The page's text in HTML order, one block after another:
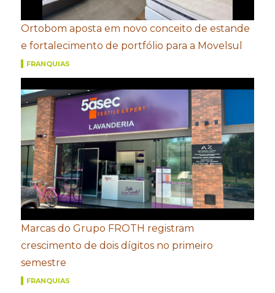
Ortobom aposta em novo conceito de estande
e fortalecimento de portfólio para a Movelsul
FRANQUIAS
Marcas do Grupo FROTH registram
crescimento de dois dígitos no primeiro
semestre
FRANQUIAS